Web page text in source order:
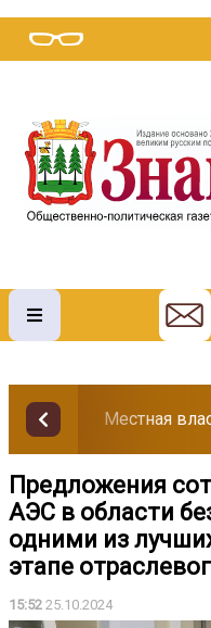
Местная
Предложения
АЭС в области
одними из
этапе
15:52 25.10.2024